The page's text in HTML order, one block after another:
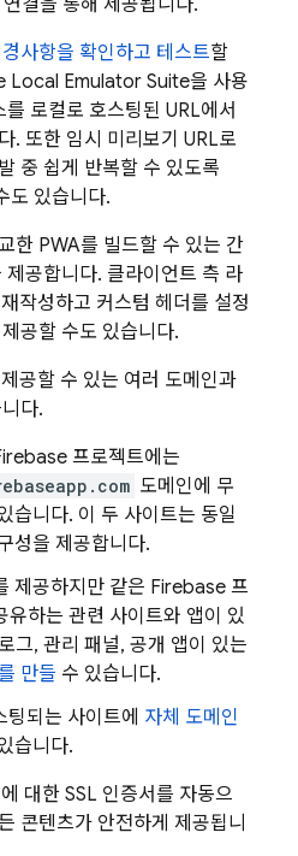
결을 통해 제공됩니다.
사항을 확인하고 테스트할
Local Emulator Suite을 사용
로컬로 호스팅된 URL에서
. 또한 임시 미리보기 URL로
중 쉽게 반복할 수 있도록
도 있습니다.
한 PWA를 빌드할 수 있는 간
제공합니다. 클라이언트 측 라
작성하고 커스텀 헤더를 설정
공할 수도 있습니다.
공할 수 있는 여러 도메인과
다.
프로젝트에는
도메인에 무
습니다. 이 두 사이트는 동일
성을 제공합니다.
제공하지만 같은 Firebase 프
유하는 관련 사이트와 앱이 있
그, 관리 패널, 공개 앱이 있는
만들 수 있습니다.
되는 사이트에 자체 도메인
습니다.
대한 SSL 인증서를 자동으
콘텐츠가 안전하게 제공됩니